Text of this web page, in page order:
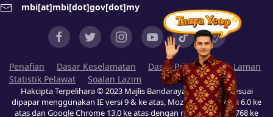
mbi[at]mbi[dot]gov[dot]my
Penafian Dasar Keselamatan Dasar Privasi
Peta Laman
Statistik Pelawat
Soalan Lazim
Hakcipta Terpelihara © 2023 Majlis Bandaraya Ipoh (MBI). Sesuai
dipapar menggunakan IE versi 9 & ke atas, Mozilla Firefox versi 6.0 ke
atas dan Google Chrome 13.0 ke atas dengan resolusi 1024 x 768 ke